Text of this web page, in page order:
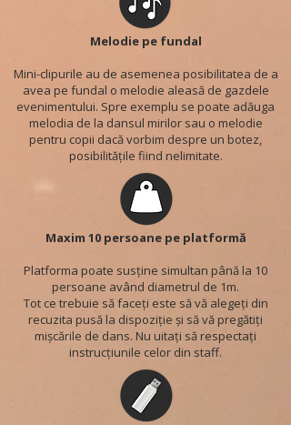
Melodie pe fundal
Mini-clipurile au de asemenea posibilitatea de a
avea pe fundal o melodie aleasă de gazdele
evenimentului. Spre exemplu se poate adăuga
melodia de la dansul mirilor sau o melodie
pentru copii dacă vorbim despre un botez,
posibilitățile fiind nelimitate.
Maxim 10 persoane pe platformă
Platforma poate susține simultan până la 10
persoane având diametrul de 1m.
Tot ce trebuie să faceți este să vă alegeți din
recuzita pusă la dispoziție și să vă pregătiți
mișcările de dans. Nu uitați să respectați
instrucțiunile celor din staff.